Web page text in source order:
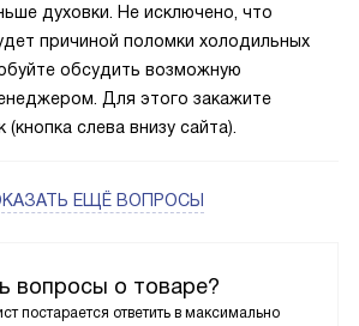
вопросы о товаре?
постарается ответить в максимально
духовки. Не исключено, что
причиной поломки холодильных
обсудить возможную
Для этого закажите
слева внизу сайта).
ЕЩЁ ВОПРОСЫ